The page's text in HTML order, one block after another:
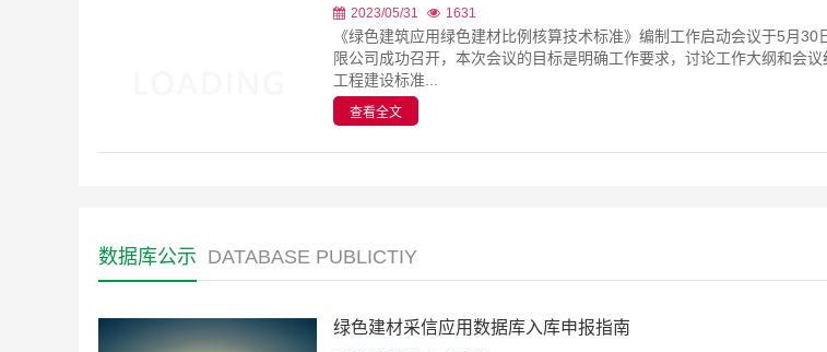
《绿色建筑应用绿色建材比例核算技术标准》编制工作启动会议于5月30
限公司成功召开，本次会议的目标是明确工作要求，讨论工作大纲和会议
工程建设标准...
绿色建材采信应用数据库入库申报指南
2023/08/22 25908
依照《市场监管总局办公厅 住房和城乡建设部办公厅 工业和信息化部办